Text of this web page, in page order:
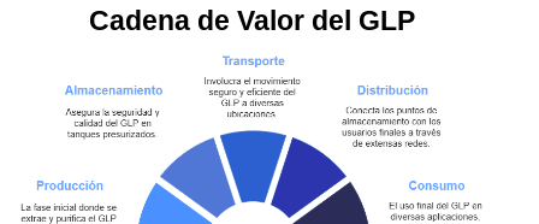
Cadena de Valor del GLP